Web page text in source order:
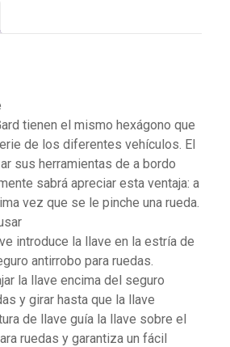
tienen el mismo hexágono que
de los diferentes vehículos. El
sus herramientas de a bordo
sabrá apreciar esta ventaja: a
vez que se le pinche una rueda.
introduce la llave en la estría de
antirrobo para ruedas.
la llave encima del seguro
y girar hasta que la llave
de llave guía la llave sobre el
ruedas y garantiza un fácil